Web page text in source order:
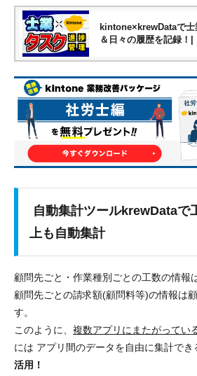
kintone×krewDataで
＆日々の履歴を記録！
自動集計ツールkrewDataで
上も自動集計
顧問先ごと・作業種別ごとの工数の情報
顧問先ごとの請求額(顧問料等)の情報は
す。
このように、 複数アプリにまたがってい
には アプリ間のデータを自由に集計でき
活用！